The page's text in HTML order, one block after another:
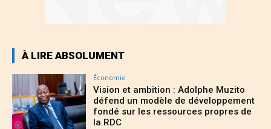
À LIRE ABSOLUMENT
Économie
Vision et ambition : Adolphe Muzito
défend un modèle de développement
fondé sur les ressources propres de
la RDC